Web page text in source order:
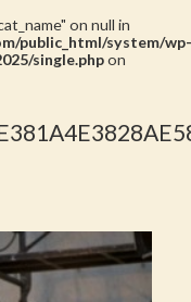
on null in
public_html/system/wp-
single.phpon